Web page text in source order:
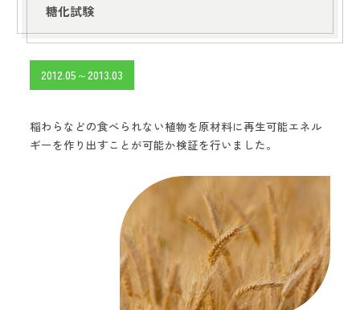
糖化試験
2012.05～2013.03
稲わらなどの食べられない植物を原材料に再生可能エネル
ギーを作り出すことが可能か検証を行いました。